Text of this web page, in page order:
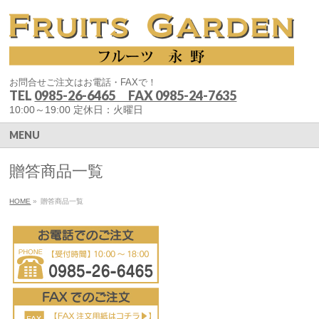
お問合せご注文はお電話・FAXで！
TEL 0985-26-6465 FAX 0985-24-7635
10:00～19:00 定休日：火曜日
MENU
贈答商品一覧
HOME » 贈答商品一覧